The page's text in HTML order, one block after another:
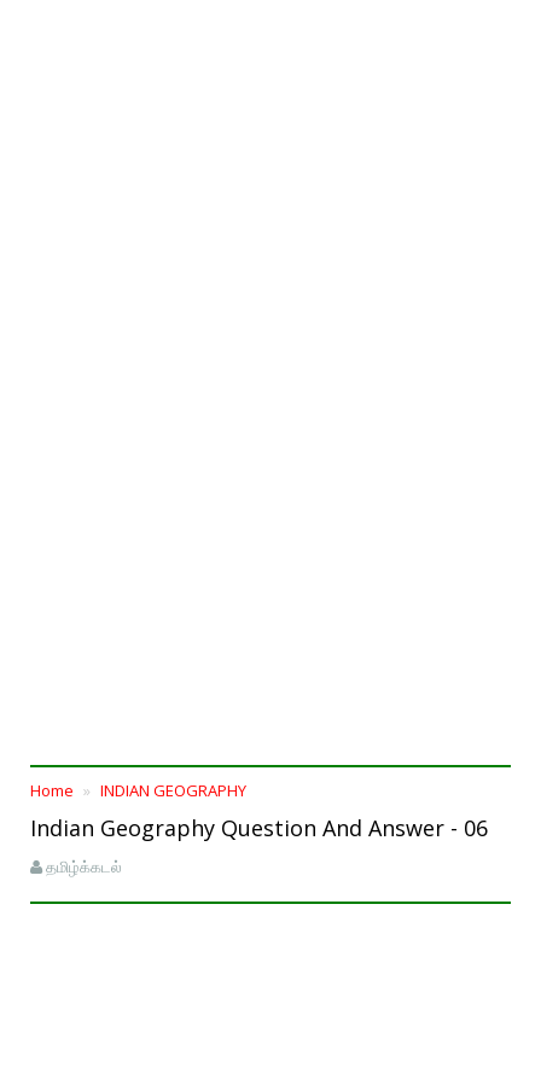
Home INDIAN GEOGRAPHY
Indian Geography Question And Answer - 06
தமிழ்க்கடல்